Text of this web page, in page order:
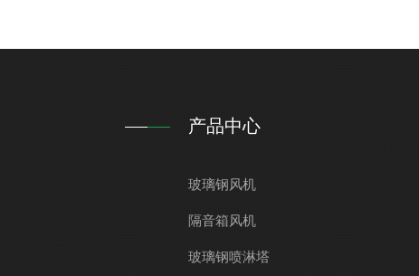
产品中心
玻璃钢风机
隔音箱风机
玻璃钢喷淋塔